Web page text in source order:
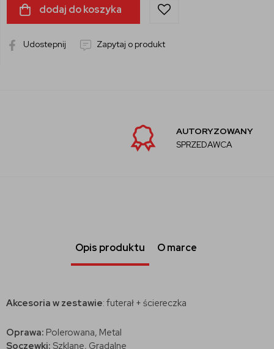
dodaj do koszyka
Udostepnij Zapytaj o produkt
AUTORYZOWANY
SPRZEDAWCA
Opis produktu O marce
Akcesoria w zestawie: futerał + ściereczka
Oprawa: Polerowana, Metal
Soczewki: Szklane, Gradalne